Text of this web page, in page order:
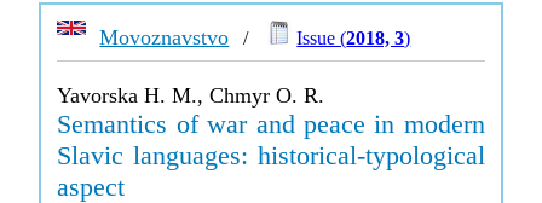
Movoznavstvo / Issue (2018, 3)
Yavorska H. M., Chmyr O. R.
Semantics of war and peace in modern
Slavic languages: historical-typological
aspect